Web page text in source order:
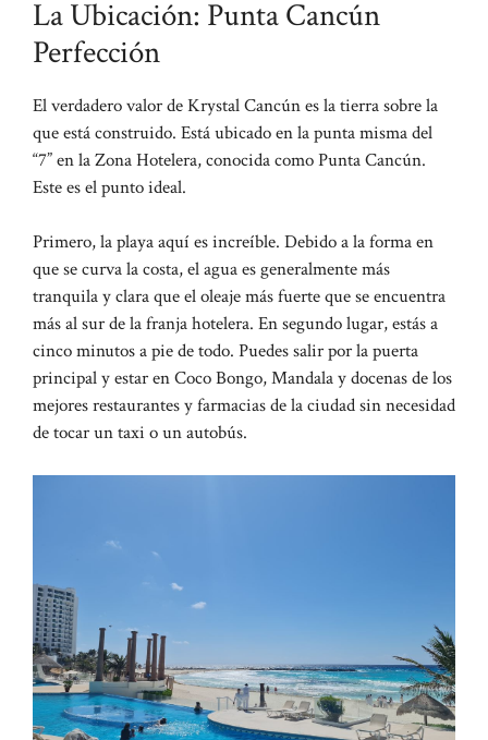
La Ubicación: Punta Cancún
Perfección
El verdadero valor de Krystal Cancún es la tierra sobre la
que está construido. Está ubicado en la punta misma del
“7” en la Zona Hotelera, conocida como Punta Cancún.
Este es el punto ideal.
Primero, la playa aquí es increíble. Debido a la forma en
que se curva la costa, el agua es generalmente más
tranquila y clara que el oleaje más fuerte que se encuentra
más al sur de la franja hotelera. En segundo lugar, estás a
cinco minutos a pie de todo. Puedes salir por la puerta
principal y estar en Coco Bongo, Mandala y docenas de los
mejores restaurantes y farmacias de la ciudad sin necesidad
de tocar un taxi o un autobús.